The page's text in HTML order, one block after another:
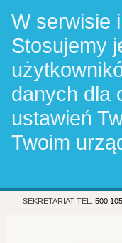
W serwisie
Stosujemy
danych dla
ustawień
Twoim
SEKRETARIAT TEL: 500